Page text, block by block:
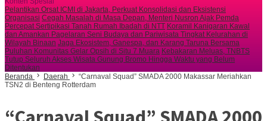
Pelantikan Orsat ICMI di Jakarta, Perkuat Konsolidasi dan Eksistensi
Organisasi Cegah Masalah di Masa Depan, Menteri Nusron Ajak Pemda
Percepat Sertipikasi Tanah Rumah Ibadah di NTT Koramil Kanigaran Kawal
dan Amankan Pagelaran Seni Budaya dan Pariwisata Tingkat Kelurahan di
Wilayah Binaan Jaga Ekosistem, Ganespa, dan Karang Taruna Bersama
Puluhan Komunitas Gelar Opsih di Situ 7 Muara Kebakaran Meluas, TNBTS
Tutup Seluruh Akses Wisata Gunung Bromo Hingga Waktu yang Belum
Ditentukan
Beranda
Daerah
“Carnaval Squad” SMADA 2000 Makassar Meriahkan
TSN2 di Benteng Rotterdam